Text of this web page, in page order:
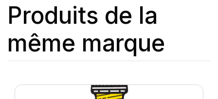
Produits de la
même marque